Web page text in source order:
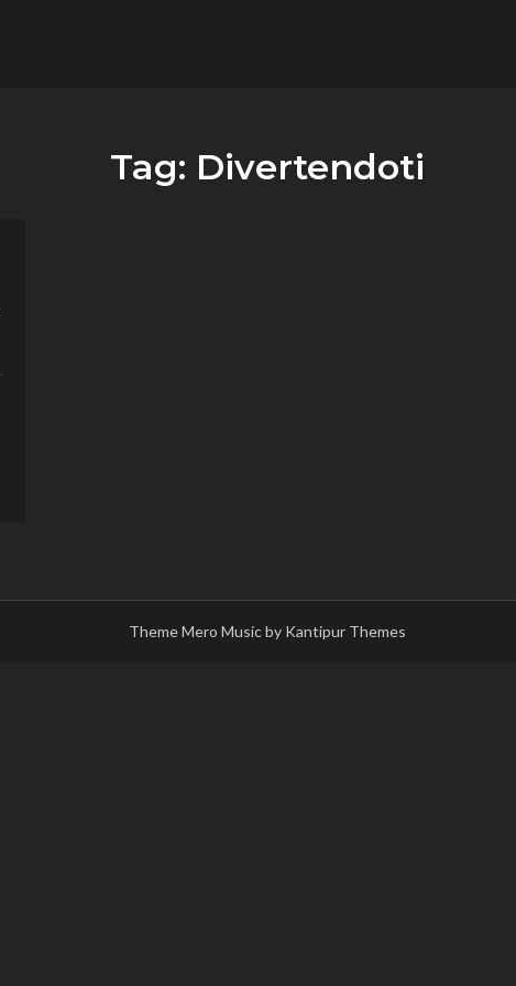
Tag: Divertendoti
Theme Mero Music by Kantipur Themes